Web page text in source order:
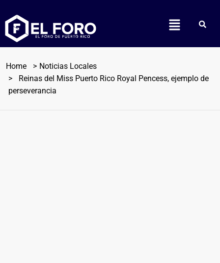
Home
Noticias Locales
Reinas del Miss Puerto Rico Royal Pencess, ejemplo de
perseverancia